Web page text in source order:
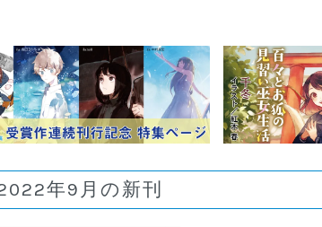
年9月の新刊